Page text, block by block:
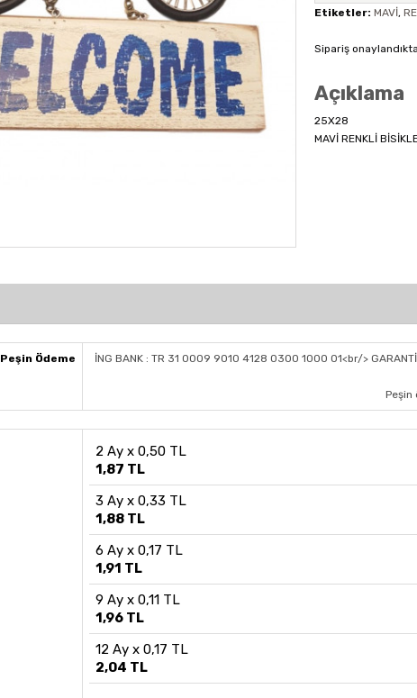
Etiketler: MAVİ,
Sipariş
Açıklama
25X28
MAVİ RENKLİ
Peşin Ödeme
İNG BANK : TR 31 0009 9010 4128 0300 1000 01<br/>
Peşin
2 Ay x 0,50 TL
1,87 TL
3 Ay x 0,33 TL
1,88 TL
6 Ay x 0,17 TL
1,91 TL
9 Ay x 0,11 TL
1,96 TL
12 Ay x 0,17 TL
2,04 TL